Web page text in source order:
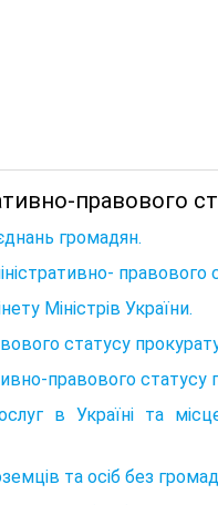
правового
громадян.
правового
Міністрів України.
статусу
правового статусу
в Україні та
та осіб без